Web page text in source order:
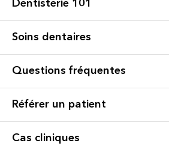
Dentisterie 101
Soins dentaires
Questions fréquentes
Référer un patient
Cas cliniques